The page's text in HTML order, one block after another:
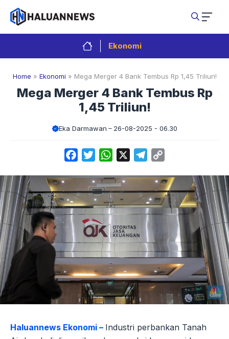
Langsung
isi
Ekonomi
Home » Ekonomi » Mega Merger 4 Bank Tembus Rp 1,45 Triliun!
Mega Merger 4 Bank Tembus Rp
1,45 Triliun!
Eka Darmawan 26-08-2025 - 06.30
FacebookTwitterWhatsApp Telegram
Haluannews Ekonomi – Industri perbankan Tanah